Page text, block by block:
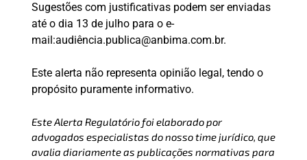
Sugestões com justificativas podem ser enviadas
até o dia 13 de julho para o e-
mail:audiência.publica@anbima.com.br.
Este alerta não representa opinião legal, tendo o
propósito puramente informativo.
Este Alerta Regulatório foi elaborado por
advogados especialistas do nosso time jurídico, que
avalia diariamente as publicações normativas para